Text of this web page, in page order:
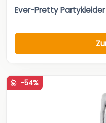
Ever-Pretty
-54%